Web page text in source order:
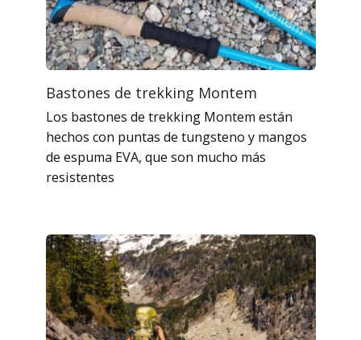
Bastones de trekking Montem
Los bastones de trekking Montem están
hechos con puntas de tungsteno y mangos
de espuma EVA, que son mucho más
resistentes